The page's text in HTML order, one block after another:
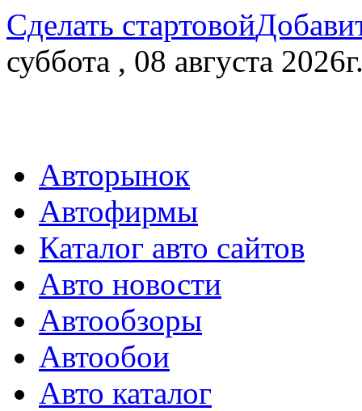
Сделать стартовой
суббота , 08 августа
Авторынок
Автофирмы
Каталог авто сайтов
Авто новости
Автообзоры
Автообои
Авто каталог